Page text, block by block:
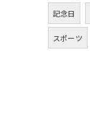
記念日
スポーツ